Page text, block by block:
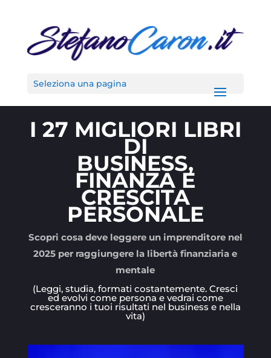
Seleziona una pagina
I 27 MIGLIORI LIBRI
DI
BUSINESS,
FINANZA E
CRESCITA
PERSONALE
Scopri cosa deve leggere un imprenditore nel
2025 per raggiungere la libertà finanziaria e
mentale
(Leggi, studia, formati costantemente. Cresci
ed evolvi come persona e vedrai come
cresceranno i tuoi risultati nel business e nella
vita)